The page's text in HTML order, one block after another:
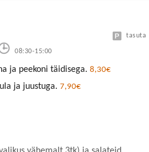
08:30-15:00
tasuta
ja peekoni täidisega. 8,30€
ja juustuga. 7,90€